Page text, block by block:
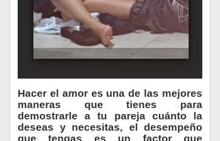
Hacer el amor es una de las mejores
maneras que tienes para
demostrarle a tu pareja cuánto la
deseas y necesitas, el desempeño
que tengas es un factor que